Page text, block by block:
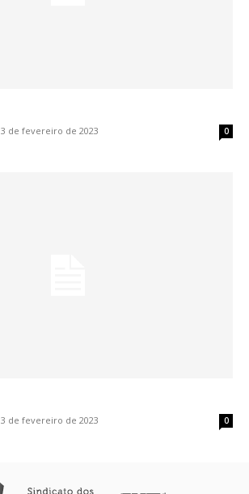
3 de fevereiro de 2023 0
3 de fevereiro de 2023 0